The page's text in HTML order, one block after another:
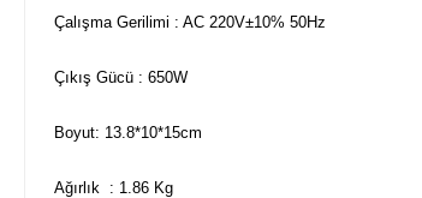
Çalışma Gerilimi : AC 220V±10% 50Hz
Çıkış Gücü : 650W
Boyut: 13.8*10*15cm
Ağırlık : 1.86 Kg